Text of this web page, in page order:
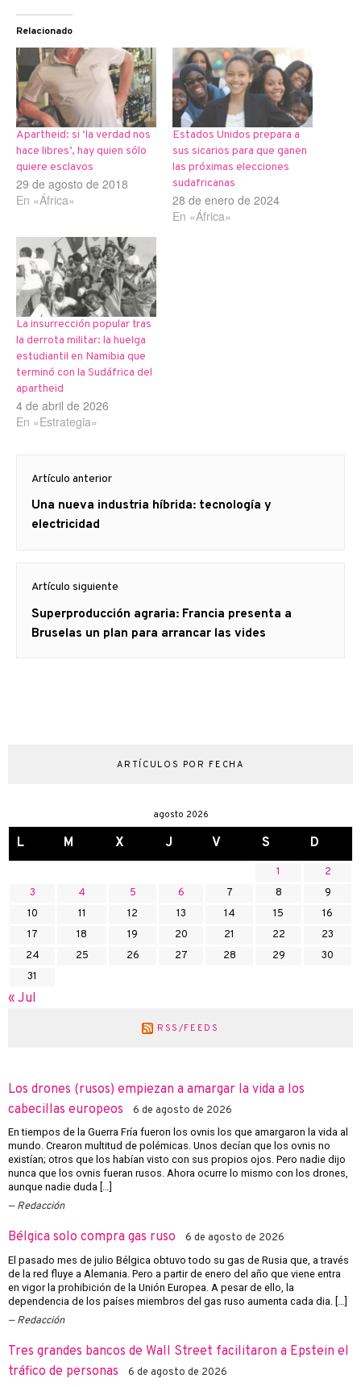
Relacionado
Apartheid: si ‘la verdad nos
hace libres’, hay quien sólo
quiere esclavos
29 de agosto de 2018
En «África»
Estados Unidos prepara a
sus sicarios para que ganen
las próximas elecciones
sudafricanas
28 de enero de 2024
En «África»
La insurrección popular tras
la derrota militar: la huelga
estudiantil en Namibia que
terminó con la Sudáfrica del
apartheid
4 de abril de 2026
En «Estrategia»
de
entradas
Artículo anterior
Artículo
anterior
Una nueva industria híbrida: tecnología y
electricidad
Artículo siguiente
Artículo
siguiente:
Superproducción agraria: Francia presenta a
Bruselas un plan para arrancar las vides
ARTÍCULOS POR FECHA
agosto 2026
L M X J V S D
1
2
3
4 5 6 7 8
9
10
11 12 13 14 15
16
17
18 19 20 21 22
23
24
25 26 27 28 29
30
31
« Jul
RSS/FEEDS
Los drones (rusos) empiezan a amargar la vida a los
cabecillas europeos
6 de agosto de 2026
En tiempos de la Guerra Fría fueron los ovnis los que amargaron la vida al
mundo. Crearon multitud de polémicas. Unos decían que los ovnis no
existían; otros que los habían visto con sus propios ojos. Pero nadie dijo
nunca que los ovnis fueran rusos. Ahora ocurre lo mismo con los drones,
aunque nadie duda […]
Redacción
Bélgica solo compra gas ruso 6 de agosto de 2026
El pasado mes de julio Bélgica obtuvo todo su gas de Rusia que, a través
de la red fluye a Alemania. Pero a partir de enero del año que viene entra
en vigor la prohibición de la Unión Europea. A pesar de ello, la
dependencia de los países miembros del gas ruso aumenta cada dia. […]
Redacción
Tres grandes bancos de Wall Street facilitaron a Epstein el
tráfico de personas
6 de agosto de 2026